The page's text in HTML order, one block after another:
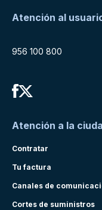
Atención al
956 100 800
Atención a la
Contratar
Tu factura
Canales de
Cortes de suministros